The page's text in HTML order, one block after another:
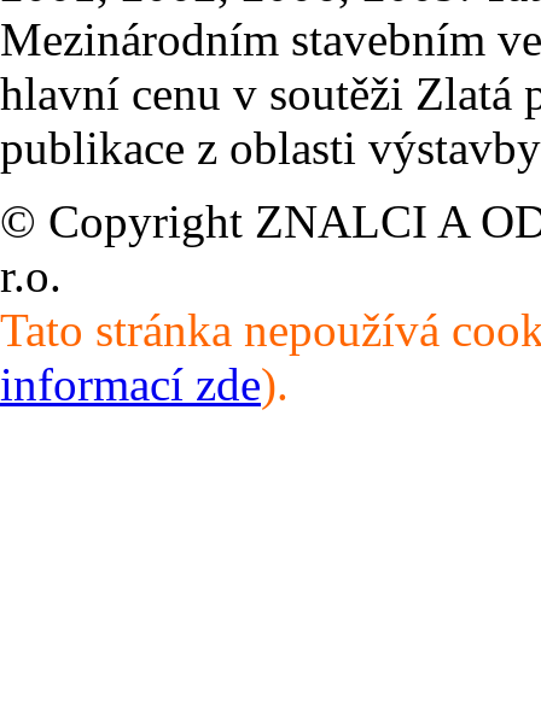
Mezinárodním stavebním
hlavní cenu v soutěži Zlatá
publikace z oblasti
© Copyright ZNALCI A
r.o.
Tato stránka nepoužívá
informací zde).